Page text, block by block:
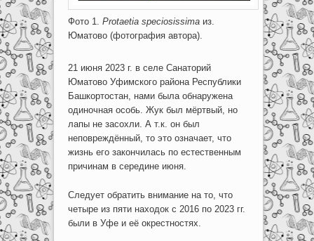
Фото 1. Protaetia speciosissimaиз.
Юматово (фотография автора).
21 июня 2023 г. в селе Санаторий
Юматово Уфимского района Республики
Башкортостан, нами была обнаружена
одиночная особь. Жук был мёртвый, но
лапы не засохли. А т.к. он был
неповреждённый, то это означает, что
жизнь его закончилась по естественным
причинам в середине июня.
Следует обратить внимание на то, что
четыре из пяти находок с 2016 по 2023 гг.
были в Уфе и её окрестностях.